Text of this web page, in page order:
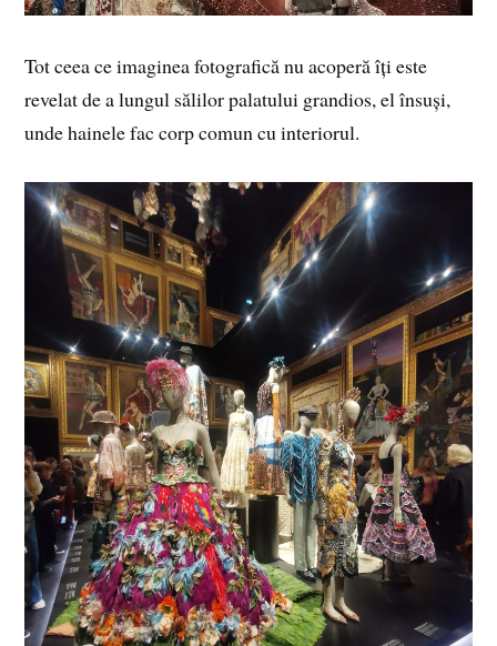
Tot ceea ce imaginea fotografică nu acoperă îți este
revelat de a lungul sălilor palatului grandios, el însuși,
unde hainele fac corp comun cu interiorul.